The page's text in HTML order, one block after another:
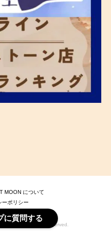
MOON について
ーポリシー
. All Rights Reserved.
に質問する